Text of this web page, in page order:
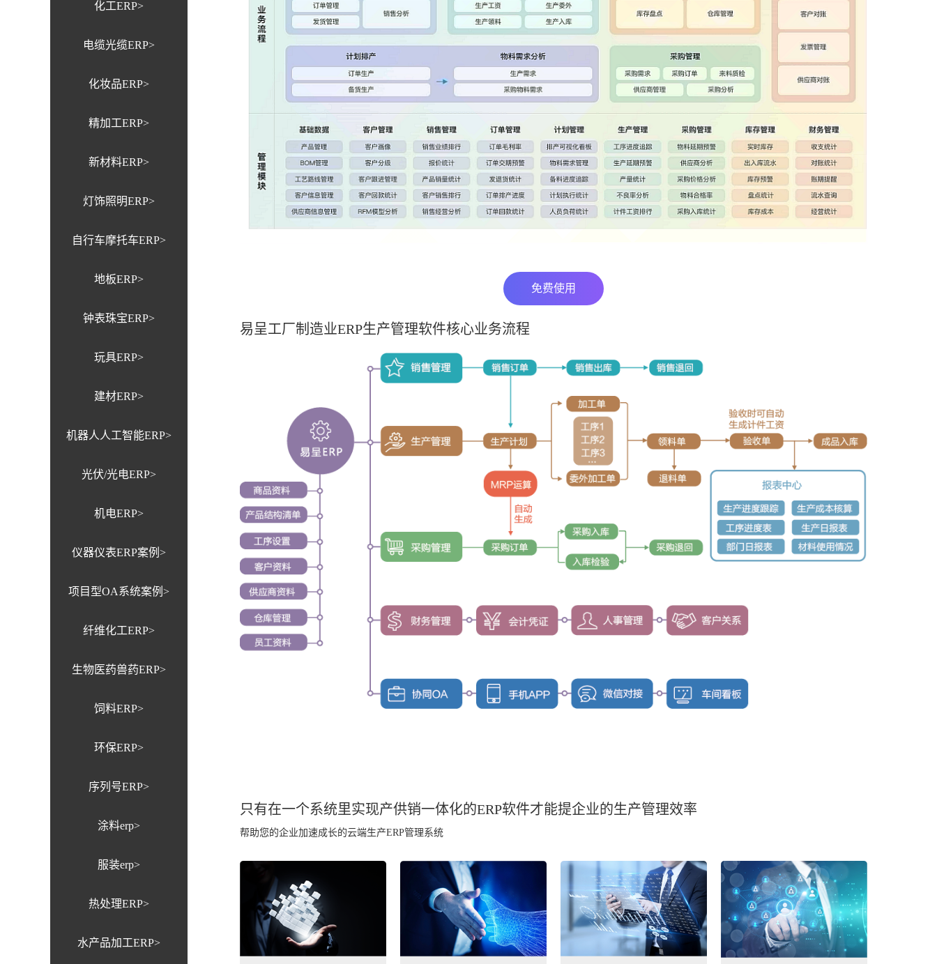
例>
化工ERP>
电缆光缆ERP>
化妆品ERP>
精加工ERP>
新材料ERP>
灯饰照明ERP>
自行车摩托车ERP>
地板ERP>
钟表珠宝ERP>
玩具ERP>
建材ERP>
机器人人工智能ERP>
光伏/光电ERP>
机电ERP>
仪器仪表ERP案例>
项目型OA系统案例>
纤维化工ERP>
生物医药兽药ERP>
饲料ERP>
环保ERP>
序列号ERP>
涂料erp>
服装erp>
热处理ERP>
水产品加工ERP>
免费使用
易呈工厂制造业ERP生产管理软件核心业务流程
只有在一个系统里实现产供销一体化的ERP软件才能提企业的生产管理效率
帮助您的企业加速成长的云端生产ERP管理系统